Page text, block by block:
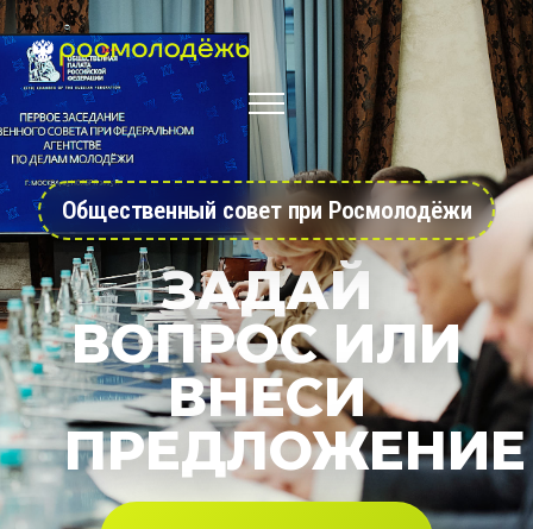
Общественный совет при Росмолодёжи
ЗАДАЙ
ВОПРОС ИЛИ
ВНЕСИ
ПРЕДЛОЖЕНИЕ